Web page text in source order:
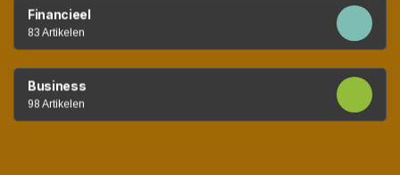
Financieel
83 Artikelen
Business
98 Artikelen